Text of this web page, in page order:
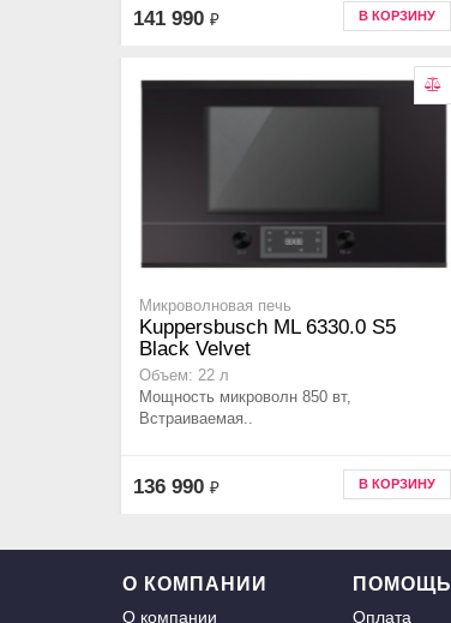
141 990 ₽ В КОРЗИНУ
Микроволновая печь
Kuppersbusch ML 6330.0 S5
Black Velvet
Объем: 22 л
Мощность микроволн 850 вт,
Встраиваемая..
136 990 ₽ В КОРЗИНУ
О КОМПАНИИ
О компании
ПОМОЩЬ
Оплата